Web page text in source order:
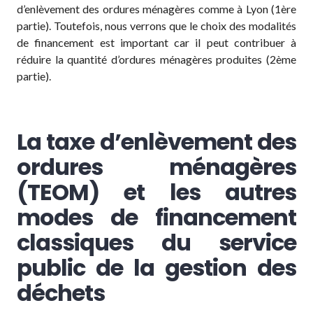
d’enlèvement des ordures ménagères comme à Lyon (1ère
partie). Toutefois, nous verrons que le choix des modalités
de financement est important car il peut contribuer à
réduire la quantité d’ordures ménagères produites (2ème
partie).
La taxe d’enlèvement des
ordures ménagères
(TEOM) et les autres
modes de financement
classiques du service
public de la gestion des
déchets